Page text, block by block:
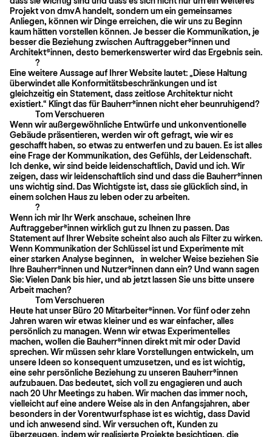
Projekt von dmvA handelt, sondern um ein gemeinsames
Anliegen, können wir Dinge erreichen, die wir uns zu Beginn
kaum hätten vorstellen können. Je besser die Kommunikation, je
besser die Beziehung zwischen Auftraggeber*innen und
Architekt*innen, desto bemerkenswerter wird das Ergebnis sein.
?
Eine weitere Aussage auf Ihrer Website lautet: „Diese Haltung
überwindet alle Konformitätsbeschränkungen und ist
gleichzeitig ein Statement, dass zeitlose Architektur nicht
existiert.“ Klingt das für Bauherr*innen nicht eher beunruhigend?
Tom Verschueren
Wenn wir außergewöhnliche Entwürfe und unkonventionelle
Gebäude präsentieren, werden wir oft gefragt, wie wir es
geschafft haben, so etwas zu entwerfen und zu bauen. Es ist alles
eine Frage der Kommunikation, des Gefühls, der Leidenschaft.
Ich denke, wir sind beide leidenschaftlich, David und ich. Wir
zeigen, dass wir leidenschaftlich sind und dass die Bauherr*innen
uns wichtig sind. Das Wichtigste ist, dass sie glücklich sind, in
einem solchen Haus zu leben oder zu arbeiten.
?
Wenn ich mir Ihr Werk anschaue, scheinen Ihre
Auftraggeber*innen wirklich gut zu Ihnen zu passen. Das
Statement auf Ihrer Website scheint also auch als Filter zu wirken.
Wenn Kommunikation der Schlüssel ist und Experimente mit
einer starken Analyse beginnen, in welcher Weise beziehen Sie
Ihre Bauherr*innen und Nutzer*innen dann ein? Und wann sagen
Sie: Vielen Dank bis hier, und ab jetzt lassen Sie uns bitte unsere
Arbeit machen?
Tom Verschueren
Heute hat unser Büro 20 Mitarbeiter*innen. Vor fünf oder zehn
Jahren waren wir etwas kleiner und es war einfacher, alles
persönlich zu managen. Wenn wir etwas Experimentelles
machen, wollen die Bauherr*innen direkt mit mir oder David
sprechen. Wir müssen sehr klare Vorstellungen entwickeln, um
unsere Ideen so konsequent umzusetzen, und es ist wichtig,
eine sehr persönliche Beziehung zu unseren Bauherr*innen
aufzubauen. Das bedeutet, sich voll zu engagieren und auch
nach 20 Uhr Meetings zu haben. Wir machen das immer noch,
vielleicht auf eine andere Weise als in den Anfangsjahren, aber
besonders in der Vorentwurfsphase ist es wichtig, dass David
und ich anwesend sind. Wir versuchen oft, Kunden zu
überzeugen, indem wir realisierte Projekte besichtigen, die